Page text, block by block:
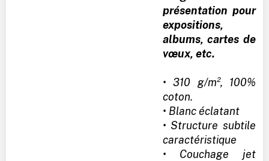
présentation pour
expositions,
albums, cartes de
vœux, etc.
• 310 g/m², 100%
coton.
• Blanc éclatant
• Structure subtile
caractéristique
• Couchage jet